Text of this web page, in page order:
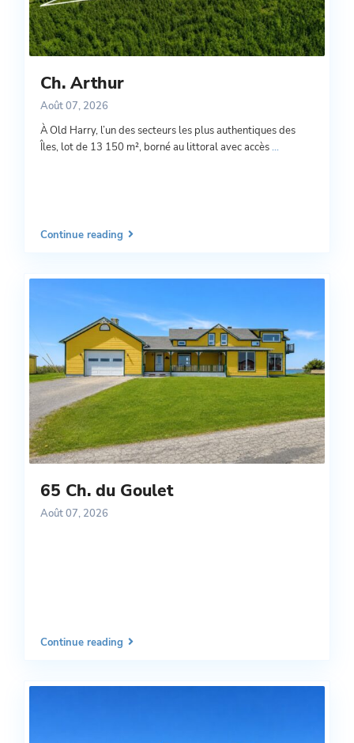
Ch. Arthur
Août 07, 2026
À Old Harry, l’un des secteurs les plus authentiques des
Îles, lot de 13 150 m², borné au littoral avec accès...
Continue reading
65 Ch. du Goulet
Août 07, 2026
Continue reading